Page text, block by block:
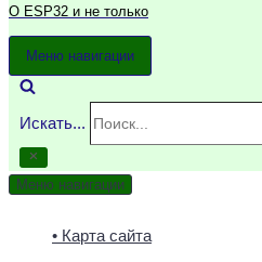
О ESP32 и не только
Меню навигации
Искать...
Меню навигации
• Карта сайта